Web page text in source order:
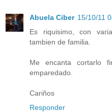
Abuela Ciber 15/10/11
Es riquisimo, con
tambien de familia.
Me encanta cortarlo
emparedado.
Cariños
Responder